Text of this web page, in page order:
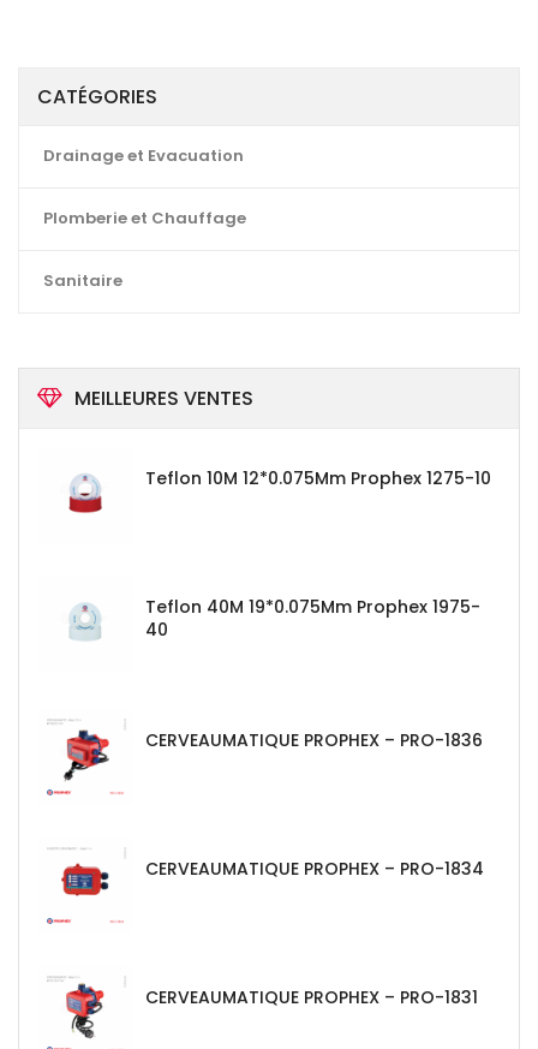
CATÉGORIES
Drainage et Evacuation
Plomberie et Chauffage
Sanitaire
MEILLEURES VENTES
Teflon 10M 12*0.075Mm Prophex 1275-10
Teflon 40M 19*0.075Mm Prophex 1975-
40
CERVEAUMATIQUE PROPHEX – PRO-1836
CERVEAUMATIQUE PROPHEX – PRO-1834
CERVEAUMATIQUE PROPHEX – PRO-1831